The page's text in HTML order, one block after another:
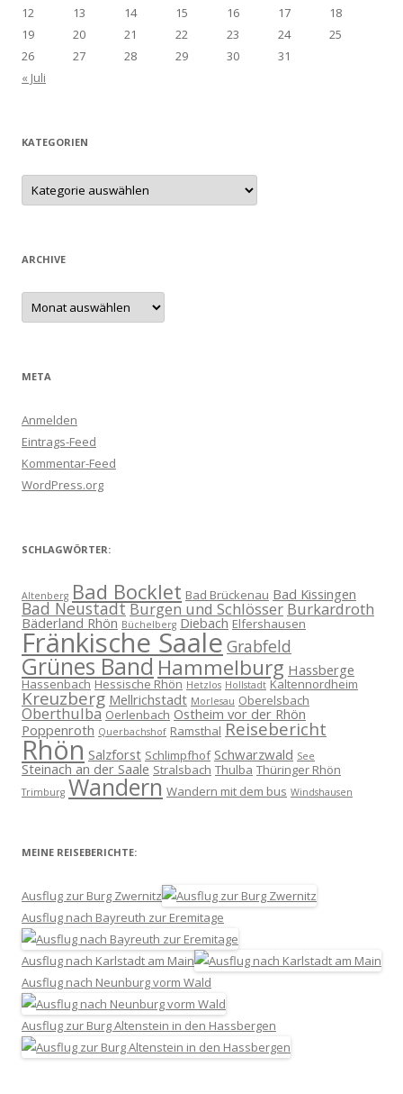
12
13 14 15 16 17
18
19
20 21 22 23 24
25
26
27 28 29 30
31
« Juli
KATEGORIEN
Kategorien
ARCHIVE
Archive
META
Anmelden
Eintrags-Feed
Kommentar-Feed
WordPress.org
SCHLAGWÖRTER:
Altenberg Bad Bocklet Bad Brückenau Bad Kissingen
Bad NeustadtBurgen und Schlösser Burkardroth
Bäderland Rhön Büchelberg Diebach Elfershausen
Fränkische Saale Grabfeld
Grünes BandHammelburg Hassberge
Hassenbach Hessische Rhön Hetzlos Hollstadt Kaltennordheim
Kreuzberg Mellrichstadt Morlesau Oberelsbach
Oberthulba Oerlenbach Ostheim vor der Rhön
Poppenroth Querbachshof Ramsthal Reisebericht
Rhön Salzforst Schlimpfhof Schwarzwald See
Steinach an der Saale Stralsbach Thulba Thüringer Rhön
Trimburg Wandern Wandern mit dem bus Windshausen
MEINE REISEBERICHTE:
Ausflug zur Burg Zwernitz
Ausflug nach Bayreuth zur Eremitage
Ausflug nach Karlstadt am Main
Ausflug nach Neunburg vorm Wald
Ausflug zur Burg Altenstein in den Hassbergen